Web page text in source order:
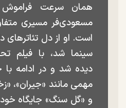
همان سرعت فراموش
مسعودی‌فر مسیری
است. او از دل تئاترهای
سینما شد، با فیلم
دیده شد و در ادامه
مهمی مانند «جیران»،
و «گل سنگ» جایگاه خود